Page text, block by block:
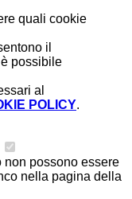
quali cookie
il
possibile
al
POLICY.
non possono essere
nella pagina della